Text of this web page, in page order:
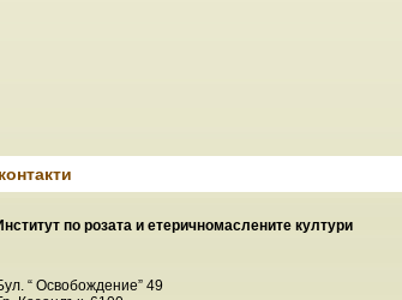
по розата и етеричномаслените култури
“ Освобождение” 49